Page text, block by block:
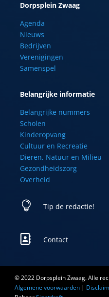
Dorpsplein Zwaag
Agenda
Nieuws
Bedrijven
Verenigingen
Samenspel
Belangrijke informatie
Belangrijke nummers
Scholen
Kinderopvang
Cultuur en Recreatie
Dieren, Natuur en Milieu
Gezondheidszorg
Overheid
 Tip de redactie!
 Contact
© 2022 Dorpsplein Zwaag. Alle
Algemene voorwaarden |